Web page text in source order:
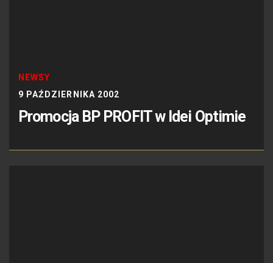
NEWSY
9 PAŹDZIERNIKA 2002
Promocja BP PROFIT w Idei Optimie